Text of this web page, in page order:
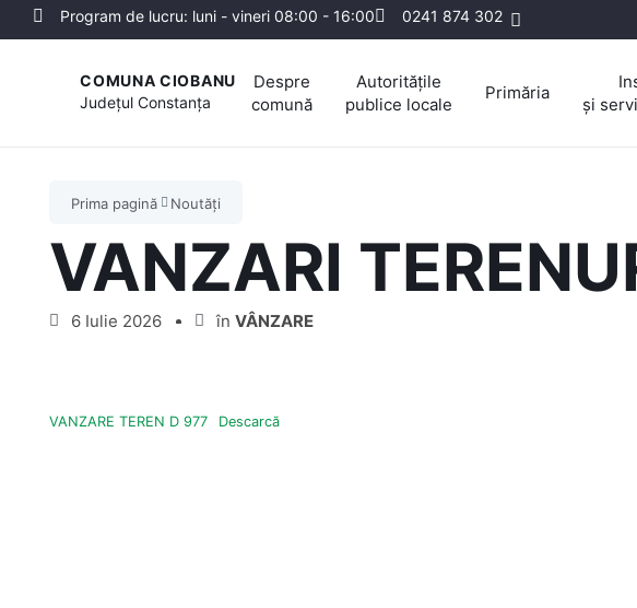
Program de lucru: luni - vineri 08:00 - 16:00 0241 874 302
COMUNA CIOBANU
JudețulConstanța
Despre
comună
Autoritățile
publice locale
Primăria
și
Prima pagină Noutăți
VANZARI
6 Iulie 2026 în VÂNZARE
VANZARE TEREN D 977 Descarcă